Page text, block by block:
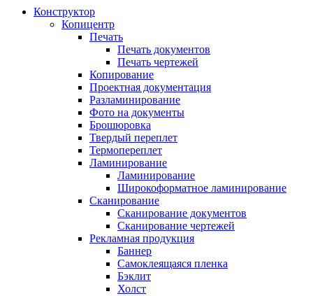
Конструктор
Копицентр
Печать
Печать документов
Печать чертежей
Копирование
Проектная документация
Разламинирование
Фото на документы
Брошюровка
Твердый переплет
Термопереплет
Ламинирование
Ламинирование
Широкоформатное ламинирование
Сканирование
Сканирование документов
Сканирование чертежей
Рекламная продукция
Баннер
Самоклеящаяся пленка
Бэклит
Холст